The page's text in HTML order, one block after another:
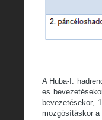
A Huba-I.
es
bevezetésekor,
mozgósításkor a